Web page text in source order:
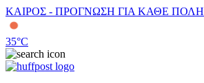
ΚΑΙΡΟΣ - ΠΡΟΓΝΩΣΗ ΓΙΑ ΚΑΘΕ ΠΟΛΗ
35°C